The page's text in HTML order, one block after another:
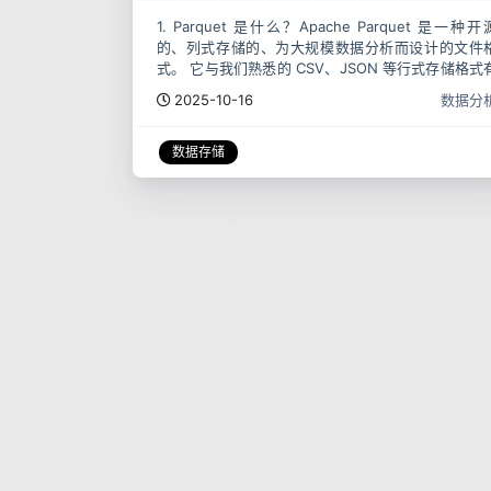
1. Parquet 是什么？Apache Parquet 是一种开
的、列式存储的、为大规模数据分析而设计的文件
式。 它与我们熟悉的 CSV、JSON 等行式存储格式
储（如 CSV、J
2025-10-16 数据分
数据存储